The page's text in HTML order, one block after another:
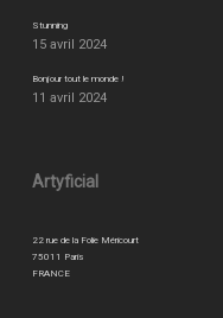
Stunning
15 avril 2024
Bonjour tout le monde !
11 avril 2024
Artyficial
22 rue de la Folie Méricourt
75011 Paris
FRANCE